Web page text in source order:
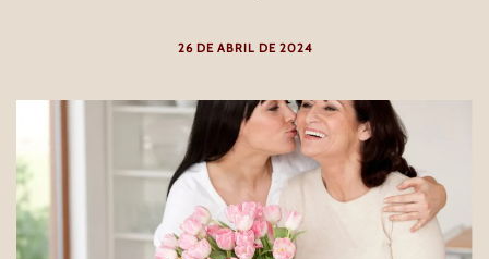
26 DE ABRIL DE 2024